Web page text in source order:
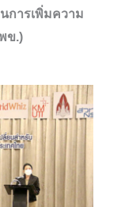
การเพิ่มความ
ข.)